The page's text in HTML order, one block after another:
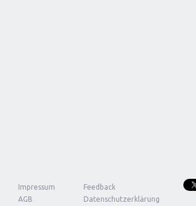
Impressum
Feedback
AGB
Datenschutzerklärung